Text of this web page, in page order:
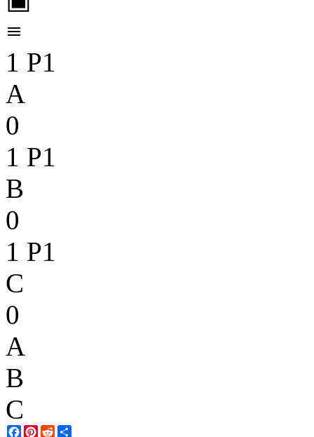

1 P1
A
0
1 P1
B
0
1 P1
C
0
A
B
C
Facebook
Pinterest
Reddit